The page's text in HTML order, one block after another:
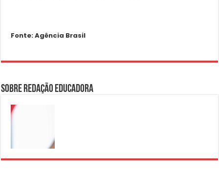
Fonte: Agência Brasil
Sobre Redação Educadora